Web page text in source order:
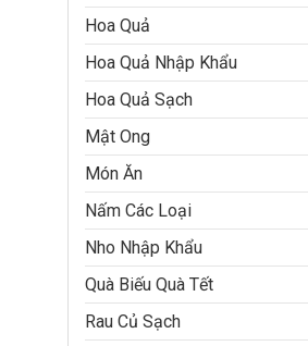
Hoa Quả
Hoa Quả Nhập Khẩu
Hoa Quả Sạch
Mật Ong
Món Ăn
Nấm Các Loại
Nho Nhập Khẩu
Quà Biếu Quà Tết
Rau Củ Sạch